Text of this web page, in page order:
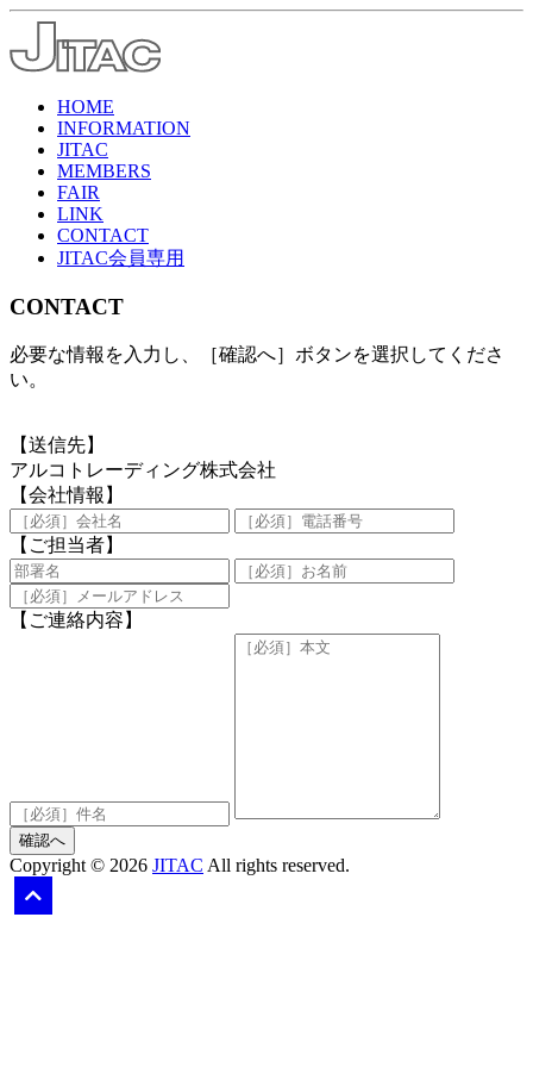
HOME
INFORMATION
JITAC
MEMBERS
FAIR
LINK
CONTACT
JITAC会員専用
CONTACT
必要な情報を入力し、［確認へ］ボタンを選択してくださ
い。
【送信先】
アルコトレーディング株式会社
【会社情報】
【ご担当者】
【ご連絡内容】
確認へ
Copyright © 2026 JITAC All rights reserved.